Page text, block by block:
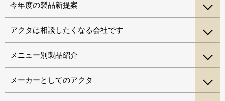
今年度の製品新提案
アクタは相談したくなる会社です
メニュー別製品紹介
メーカーとしてのアクタ